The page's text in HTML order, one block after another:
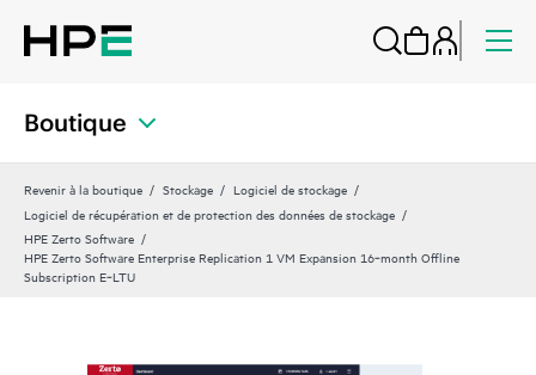
Boutique
Revenir à la boutique Stockage
Logiciel de stockage
Logiciel de récupération et de protection des données de stockage
HPE Zerto Software
HPE Zerto Software Enterprise Replication 1 VM Expansion 16‑month Offline
Subscription E‑LTU